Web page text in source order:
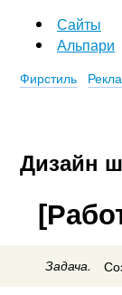
Сайты
Альпари
Фирстиль
Дизайн
Задача.